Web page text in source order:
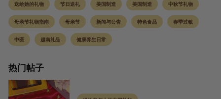
送给她的礼物 节日送礼 美国制造 美国制造 中秋节礼物
母亲节礼物指南 母亲节 新闻与公告 特色食品 春季过敏
中医 越南礼品 健康养生日常
热门帖子